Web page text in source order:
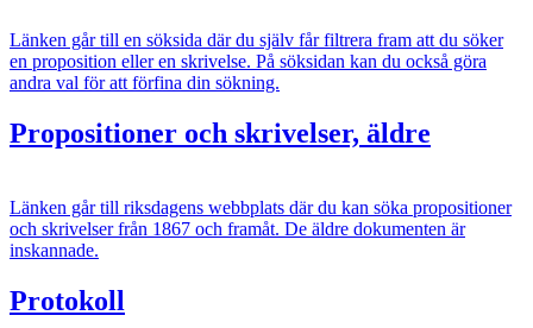
Länken går till en söksida där du själv får filtrera fram att du söker
en proposition eller en skrivelse. På söksidan kan du också göra
andra val för att förfina din sökning.
Propositioner och skrivelser, äldre
Länken går till riksdagens webbplats där du kan söka propositioner
och skrivelser från 1867 och framåt. De äldre dokumenten är
inskannade.
Protokoll